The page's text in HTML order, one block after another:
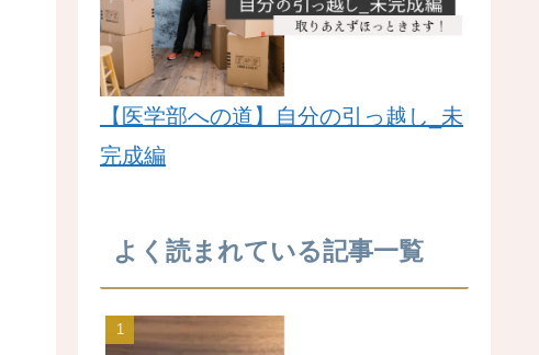
【医学部への道】自分の引っ越し_未
完成編
よく読まれている記事一覧